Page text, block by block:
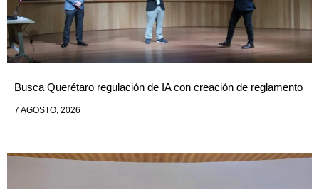
Busca Querétaro regulación de IA con creación de reglamento
7 AGOSTO, 2026